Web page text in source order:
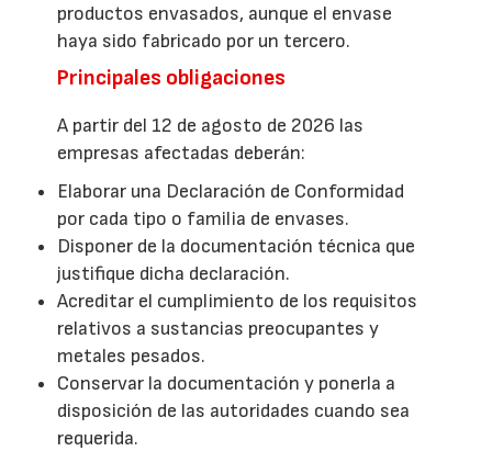
productos envasados, aunque el envase
haya sido fabricado por un tercero.
Principales obligaciones
A partir del 12 de agosto de 2026 las
empresas afectadas deberán:
Elaborar una Declaración de Conformidad
por cada tipo o familia de envases.
Disponer de la documentación técnica que
justifique dicha declaración.
Acreditar el cumplimiento de los requisitos
relativos a sustancias preocupantes y
metales pesados.
Conservar la documentación y ponerla a
disposición de las autoridades cuando sea
requerida.